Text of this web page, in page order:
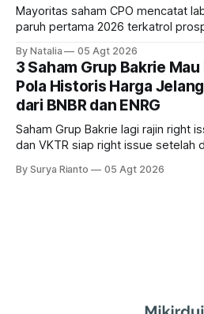
Mayoritas saham CPO mencatat
paruh pertama 2026 terkatrol
diprediksi semakin terlihat
prospeknya? apakah masih
By Natalia 05 Agt 2026
3 Saham Grup Bakrie
Pola Historis Harga
dari BNBR dan ENRG
Saham Grup Bakrie lagi rajin right
dan VKTR siap right issue setelah
pola saham Grup Bakrie jelang right
By Surya Rianto 05 Agt 2026